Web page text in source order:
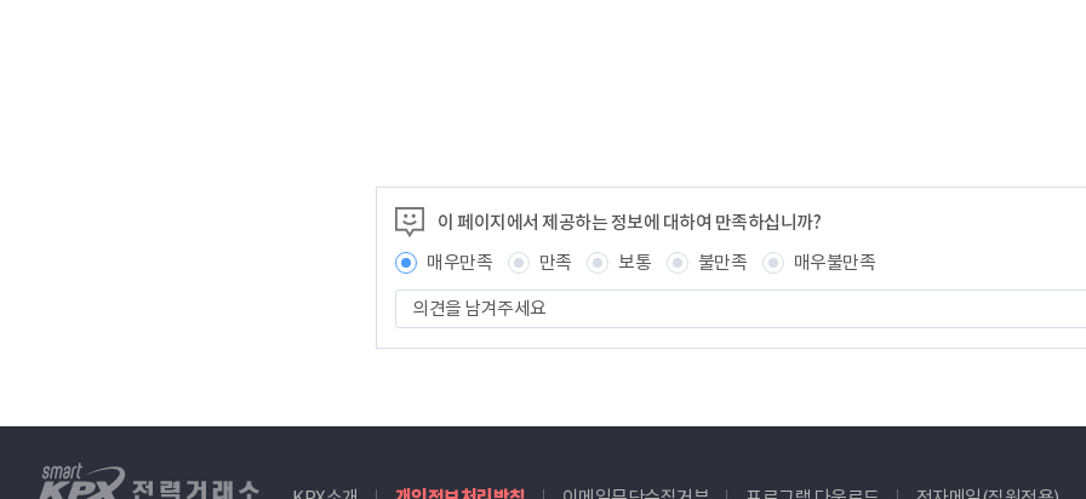
이 페이지에서 제공하는 정보에 대하여 만족하십니까?
매우만족
만족 보통 불만족
매우불만족
견
을
주